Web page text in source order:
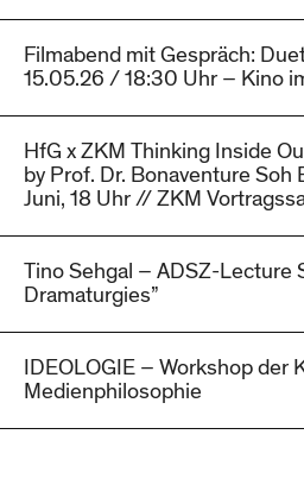
Filmabend mit Gespräch:
15.05.26 / 18:30 Uhr – Kino
HfG x ZKM Thinking Inside
by Prof. Dr. Bonaventure Soh
Juni, 18 Uhr // ZKM
Tino Sehgal – ADSZ-Lecture
Dramaturgies”
IDEOLOGIE – Workshop der
Medienphilosophie